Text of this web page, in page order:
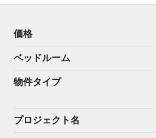
価格
ベッドルーム
物件タイプ
プロジェクト名